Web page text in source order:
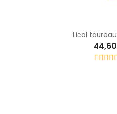
Licol taureau